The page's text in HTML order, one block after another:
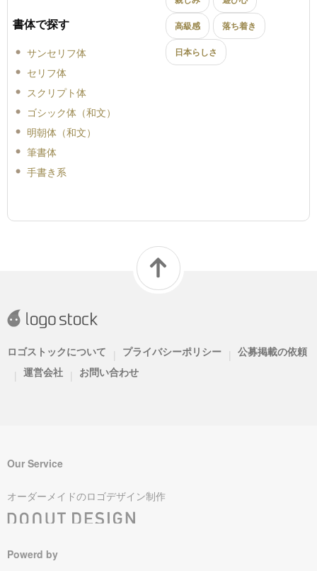
書体で探す
サンセリフ体
セリフ体
スクリプト体
ゴシック体（和文）
明朝体（和文）
筆書体
手書き系
高級感 落ち着き
日本らしさ
ロゴストックについて | プライバシーポリシー | 公募掲載の依頼
| 運営会社 | お問い合わせ
Our Service
オーダーメイドのロゴデザイン制作
Powerd by